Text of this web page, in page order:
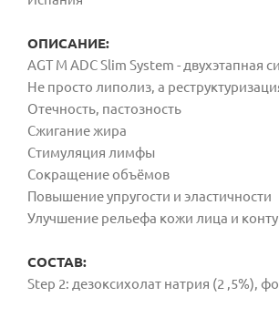
ОПИСАНИЕ:
AGT M ADC Slim System - двухэтапная
Не просто липолиз, а
Отечность, пастозность
Сжигание жира
Стимуляция лимфы
Сокращение объёмов
Повышение упругости и эластичности
Улучшение рельефа кожи лица и
СОСТАВ:
Step 2: дезоксихолат натрия (2 ,5%),